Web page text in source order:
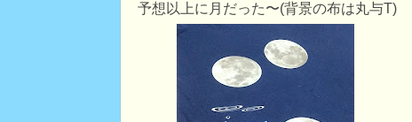
予想以上に月だった〜(背景の布は丸与T)